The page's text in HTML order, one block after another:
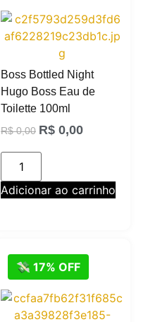
Boss Bottled Night
Hugo Boss Eau de
Toilette 100ml
R$0,00 R$ 0,00
Adicionar ao carrinho
💸 17% OFF